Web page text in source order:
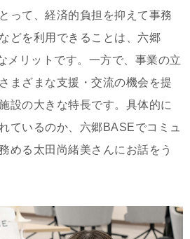
って、経済的負担を抑えて事務
どを利用できることは、六郷
メリットです。一方で、事業の立
まざまな支援・交流の機会を提
設の大きな特長です。具体的に
ているのか、六郷BASEでコミュ
める太田尚緒美さんにお話をう